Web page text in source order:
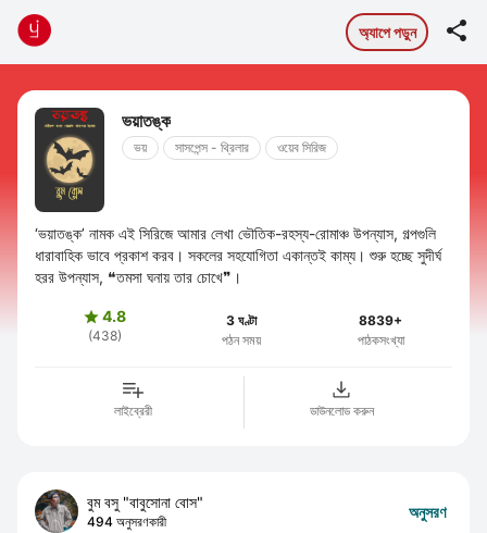
অ্যাপে পড়ুন 
ভয়াতঙ্ক
ভয় সাসপেন্স - থ্রিলার ওয়েব সিরিজ
‘ভয়াতঙ্ক’ নামক এই সিরিজে আমার লেখা ভৌতিক-রহস্য-রোমাঞ্চ উপন্যাস, গল্পগুলি
ধারাবাহিক ভাবে প্রকাশ করব। সকলের সহযোগিতা একান্তই কাম্য। শুরু হচ্ছে সুদীর্ঘ
হরর উপন্যাস, ❝তমসা ঘনায় তার চোখে❞।
4.8
(438)
3 ঘণ্টা
পঠন সময়
8839+
পাঠকসংখ্যা
লাইব্রেরী ডাউনলোড করুন
বুম বসু "বাবুসোনা বোস"
494 অনুসরণকারী
অনুসরণ